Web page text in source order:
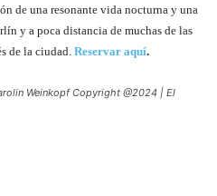
de una resonante vida nocturna y una
y a poca distancia de muchas de las
de la ciudad. Reservar aquí.
Weinkopf Copyright @2024 | El